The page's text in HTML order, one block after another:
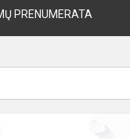
PRENUMERATA